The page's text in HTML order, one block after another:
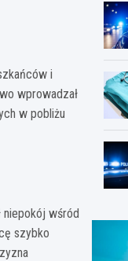
i
wprowadzał
w pobliżu
niepokój wśród
szybko